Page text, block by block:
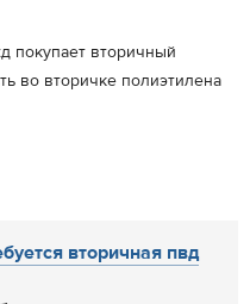
покупает вторичный
во вторичке полиэтилена
вторичная пвд